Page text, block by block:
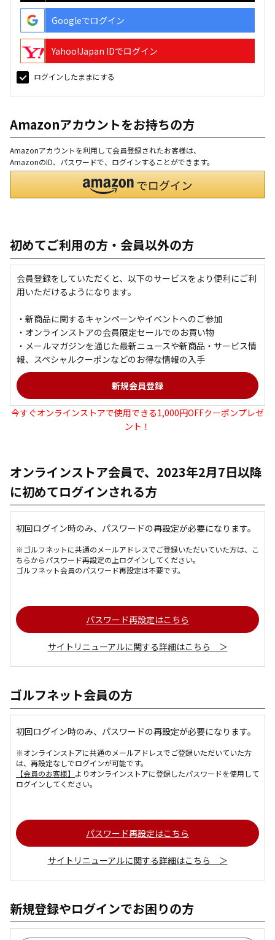
Googleでログイン
Yahoo!Japan IDでログイン
ログインしたままにする
Amazonアカウントをお持ちの方
Amazonアカウントを利用して会員登録されたお客様は、
AmazonのID、パスワードで、ログインすることができます。
初めてご利用の方・会員以外の方
会員登録をしていただくと、以下のサービスをより便利にご利
用いただけるようになります。
・新商品に関するキャンペーンやイベントへのご参加
・オンラインストアの会員限定セールでのお買い物
・メールマガジンを通じた最新ニュースや新商品・サービス情
報、スペシャルクーポンなどのお得な情報の入手
今すぐオンラインストアで使用できる1,000円OFFクーポンプレゼ
ント！
オンラインストア会員で、2023年2月7日以降
に初めてログインされる方
初回ログイン時のみ、パスワードの再設定が必要になります。
※ゴルフネットに共通のメールアドレスでご登録いただいていた方は、こ
ちらからパスワード再設定の上ログインしてください。
ゴルフネット会員のパスワード再設定は不要です。
パスワード再設定はこちら
サイトリニューアルに関する詳細はこちら ＞
ゴルフネット会員の方
初回ログイン時のみ、パスワードの再設定が必要になります。
※オンラインストアに共通のメールアドレスでご登録いただいていた方
は、再設定なしでログインが可能です。
【会員のお客様】 よりオンラインストアに登録したパスワードを使用して
ログインしてください。
パスワード再設定はこちら
サイトリニューアルに関する詳細はこちら ＞
新規登録やログインでお困りの方